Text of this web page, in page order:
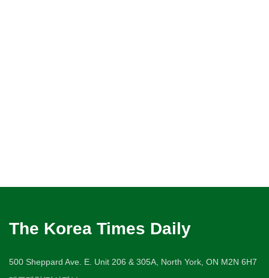
The Korea Times Daily
500 Sheppard Ave. E. Unit 206 & 305A, North York, ON M2N 6H7